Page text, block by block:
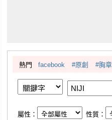
熱門 facebook #原創 #胸章
屬性： 性質：